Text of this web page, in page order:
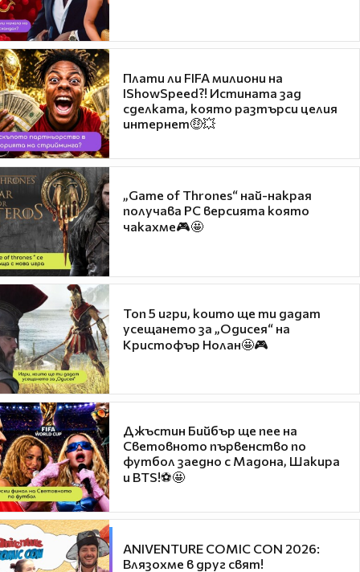
Плати ли FIFA милиони на
IShowSpeed?! Истината зад
сделката, която разтърси целия
интернет🤑💥
„Game of Thrones“ най-накрая
получава PC версията която
чакахме🎮🤩
Топ 5 игри, които ще ти дадат
усещането за „Одисея“ на
Кристофър Нолан🤩🎮
Джъстин Бийбър ще пее на
Световното първенство по
футбол заедно с Мадона, Шакира
и BTS!⚽🤩
ANIVENTURE COMIC CON 2026:
Влязохме в друг свят!